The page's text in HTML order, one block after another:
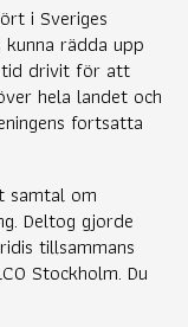
i Sveriges
rädda upp
tid drivit för att
hela landet och
fortsatta
samtal om
Deltog gjorde
tillsammans
Stockholm. Du